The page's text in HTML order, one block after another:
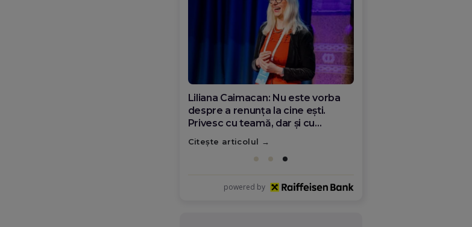
Diana Olar, românca de la Google
care demonstrează că diaspora
poate schimba România
Citește articolul
powered by